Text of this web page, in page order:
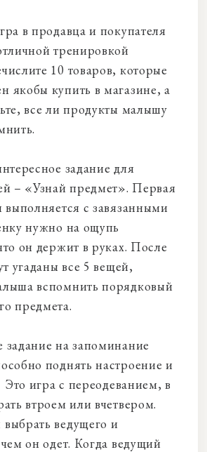
в продавца и покупателя
тренировкой
10 товаров, которые
якобы купить в магазине, а
все ли продукты малышу
задание для
– «Узнай предмет». Первая
выполняется с завязанными
нужно на ощупь
он держит в руках. После
угаданы все 5 вещей,
вспомнить порядковый
предмета.
на запоминание
поднять настроение и
игра с переодеванием, в
втроем или вчетвером.
ведущего и
он одет. Когда ведущий